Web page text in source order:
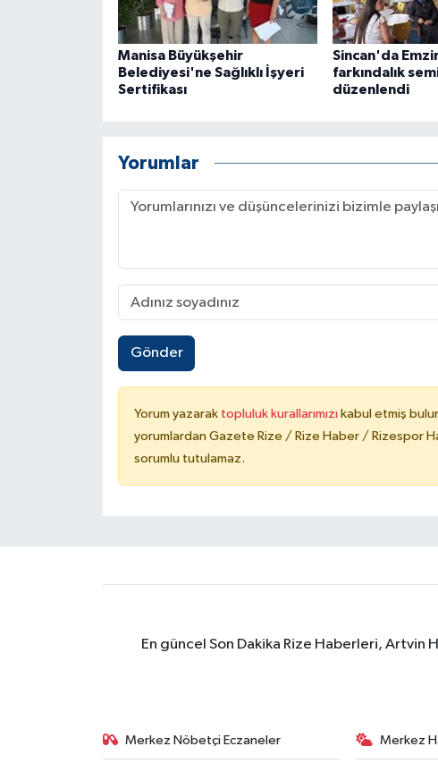
Manisa Büyükşehir
Belediyesi'ne Sağlıklı İşyeri
Sertifikası
Sincan'da
farkındalık
düzenlendi
Yorumlar
Gönder
Yorum yazarak topluluk kurallarımızı kabul etmiş
yorumlardan Gazete Rize / Rize Haber / Rizespor
sorumlu tutulamaz.
En güncel Son Dakika Rize Haberleri,
Merkez Nöbetçi Eczaneler Merkez